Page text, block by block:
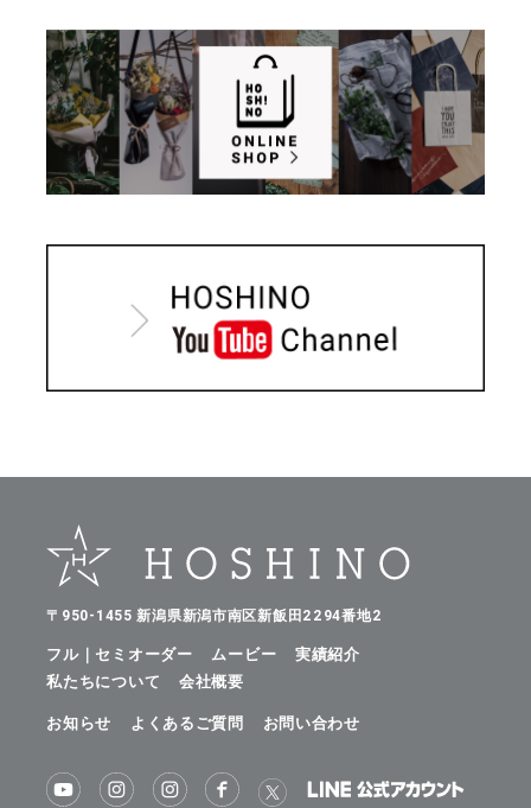
〒950-1455 新潟県新潟市南区新飯田2294番地2
フル｜セミオーダー ムービー
実績紹介
私たちについて
会社概要
お知らせ よくあるご質問 お問い合わせ